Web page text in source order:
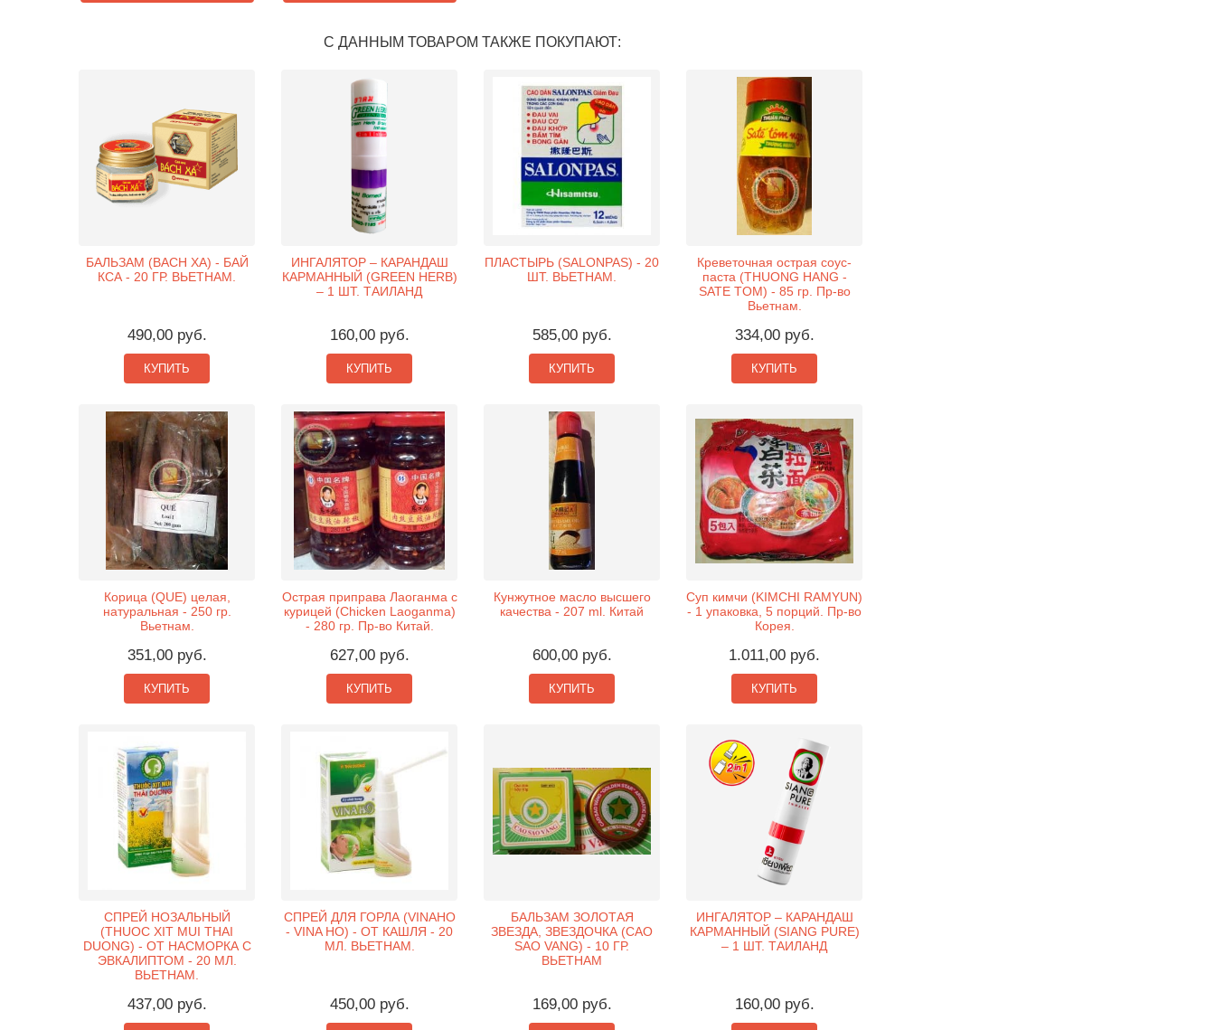
С ДАННЫМ ТОВАРОМ ТАКЖЕ ПОКУПАЮТ:
БАЛЬЗАМ (BACH XA) - БАЙ
КСА - 20 ГР. ВЬЕТНАМ.
490,00 руб.
КУПИТЬ
ИНГАЛЯТОР – КАРАНДАШ
КАРМАННЫЙ (GREEN HERB)
– 1 ШТ. ТАИЛАНД
160,00 руб.
КУПИТЬ
ПЛАСТЫРЬ (SALONPAS) - 20
ШТ. ВЬЕТНАМ.
585,00 руб.
КУПИТЬ
Креветочная острая соус-
паста (THUONG HANG -
SATE TOM) - 85 гр. Пр-во
Вьетнам.
334,00 руб.
КУПИТЬ
Корица (QUE) целая,
натуральная - 250 гр.
Вьетнам.
351,00 руб.
КУПИТЬ
Острая приправа Лаоганма с
курицей (Chicken Laoganma)
- 280 гр. Пр-во Китай.
627,00 руб.
КУПИТЬ
Кунжутное масло высшего
качества - 207 ml. Китай
600,00 руб.
КУПИТЬ
Суп кимчи (KIMCHI RAMYUN)
- 1 упаковка, 5 порций. Пр-во
Корея.
1.011,00 руб.
КУПИТЬ
СПРЕЙ НОЗАЛЬНЫЙ
(THUOC XIT MUI THAI
DUONG) - ОТ НАСМОРКА С
ЭВКАЛИПТОМ - 20 МЛ.
ВЬЕТНАМ.
437,00 руб.
СПРЕЙ ДЛЯ ГОРЛА (VINAHO
- VINA HO) - ОТ КАШЛЯ - 20
МЛ. ВЬЕТНАМ.
450,00 руб.
БАЛЬЗАМ ЗОЛОТАЯ
ЗВЕЗДА, ЗВЕЗДОЧКА (CAO
SAO VANG) - 10 ГР.
ВЬЕТНАМ
169,00 руб.
ИНГАЛЯТОР – КАРАНДАШ
КАРМАННЫЙ (SIANG PURE)
– 1 ШТ. ТАИЛАНД
160,00 руб.